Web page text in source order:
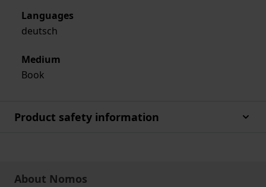
Languages
deutsch
Medium
Book
Product safety information
About Nomos